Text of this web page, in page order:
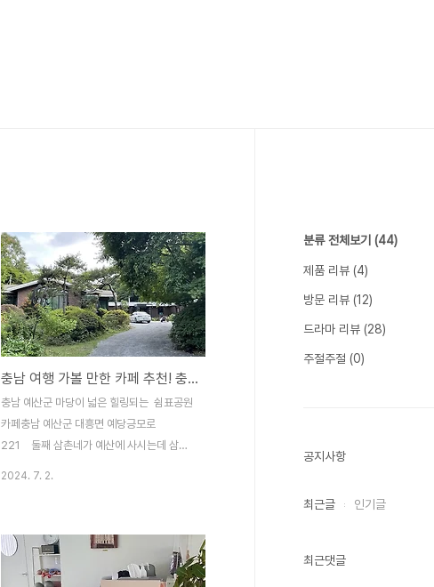
충남 여행 가볼 만한 카페 추천! 충남 예산군 마당이 넓은 힐링 카페 : 쉼표공원카페
충남 예산군 마당이 넓은 힐링되는 쉼표공원
카페충남 예산군 대흥면 예당긍모로
221 둘째 삼촌네가 예산에 사시는데 삼촌
다!! 요렇게 쭉 들어가면 카페가 나온다! 여
긴 내부매장.앞쪽에 큰 마당이 있고 뒷쪽으로
2024. 7. 2.
분류 전체보기 (44)
제품 리뷰 (4)
방문 리뷰 (12)
드라마 리뷰 (28)
주절주절 (0)
공지사항
최근글 인기글
최근댓글